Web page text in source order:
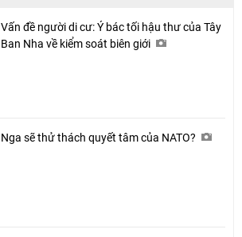
Vấn đề người di cư: Ý bác tối hậu thư của Tây
Ban Nha về kiểm soát biên giới
Nga sẽ thử thách quyết tâm của NATO?